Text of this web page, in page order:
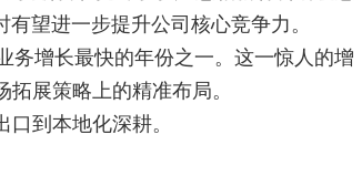
望进一步提升公司核心竞争力。
增长最快的年份之一。这一惊人的增
展策略上的精准布局。
到本地化深耕。